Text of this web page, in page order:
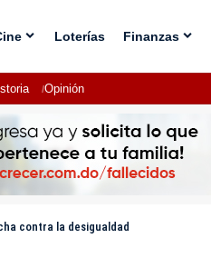
Loterías Finanzas
Opinión
contra la desigualdad